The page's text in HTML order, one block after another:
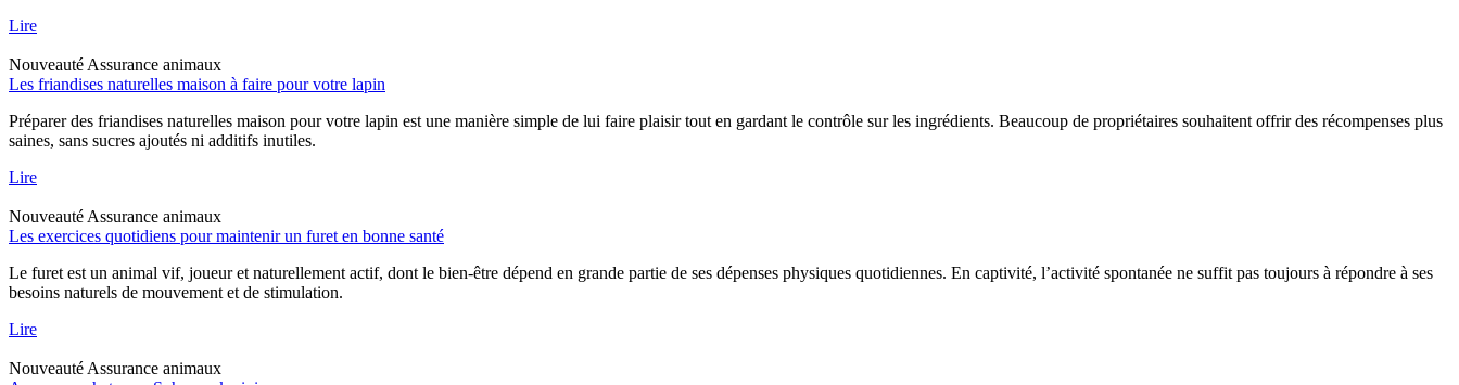
Lire
Nouveauté Assurance animaux
Les friandises naturelles maison à faire pour votre lapin
Préparer des friandises naturelles maison pour votre lapin est une manière simple de lui faire plaisir tout en gardant le contrôle sur les ingrédients. Beaucoup de propriétaires souhaitent offrir des récompenses plus
saines, sans sucres ajoutés ni additifs inutiles.
Lire
Nouveauté Assurance animaux
Les exercices quotidiens pour maintenir un furet en bonne santé
Le furet est un animal vif, joueur et naturellement actif, dont le bien-être dépend en grande partie de ses dépenses physiques quotidiennes. En captivité, l’activité spontanée ne suffit pas toujours à répondre à ses
besoins naturels de mouvement et de stimulation.
Lire
Nouveauté Assurance animaux